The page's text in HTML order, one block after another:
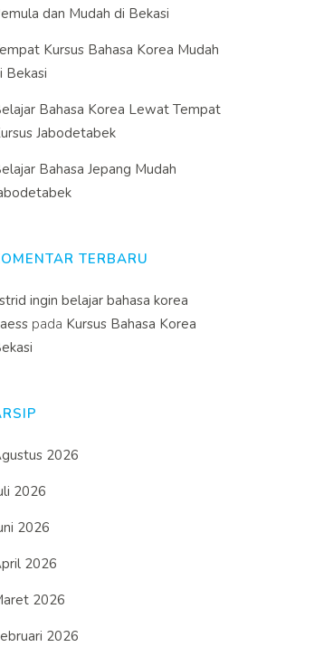
dan Mudah di Bekasi
Kursus Bahasa Korea Mudah
Bekasi
Bahasa Korea Lewat Tempat
Jabodetabek
Bahasa Jepang Mudah
TERBARU
ingin belajar bahasa korea
pada Kursus Bahasa Korea
2026
2026
2026
2026
2026
2026